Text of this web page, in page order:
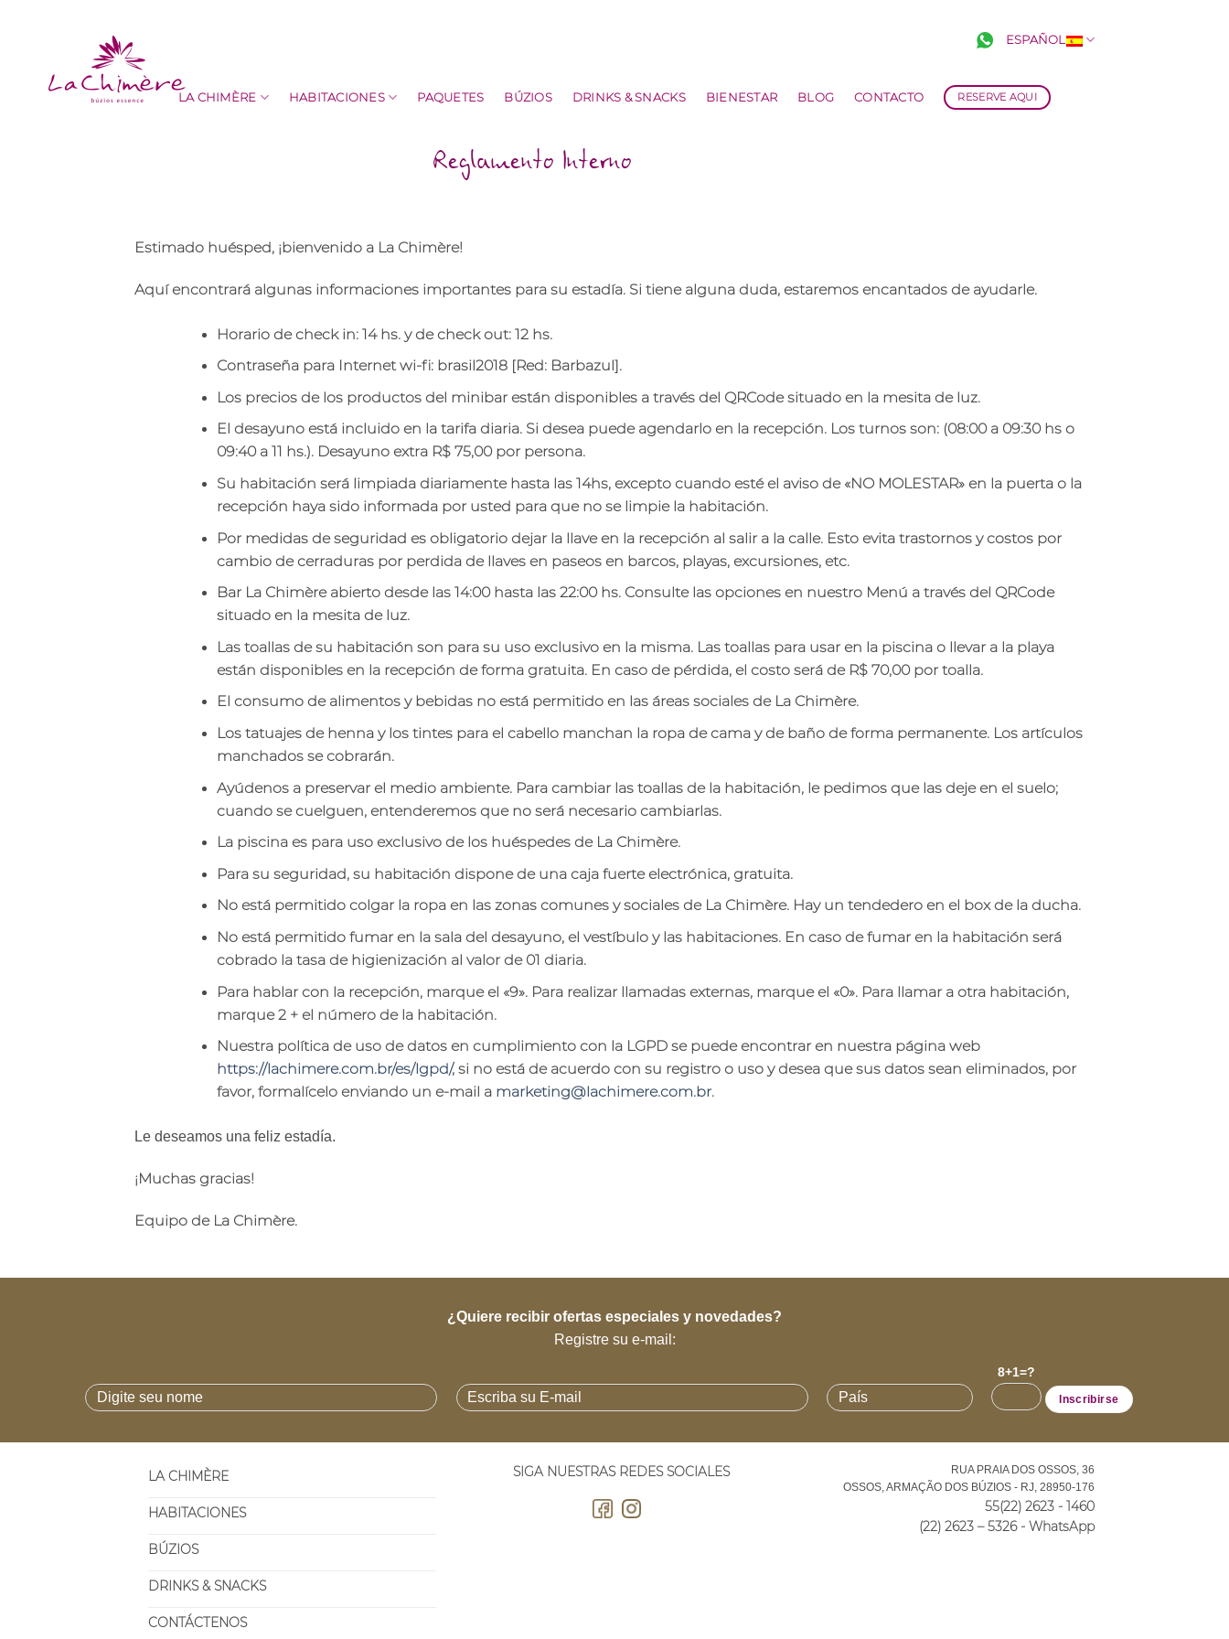
ESPAÑOL
LA CHIMÈRE HABITACIONES PAQUETES BÚZIOS DRINKS & SNACKS BIENESTAR BLOG CONTACTO RESERVE AQUI
Reglamento Interno
Estimado huésped, ¡bienvenido a La Chimère!
Aquí encontrará algunas informaciones importantes para su estadía. Si tiene alguna duda, estaremos encantados de ayudarle.
Horario de check in: 14 hs. y de check out: 12 hs.
Contraseña para Internet wi-fi: brasil2018 [Red: Barbazul].
Los precios de los productos del minibar están disponibles a través del QRCode situado en la mesita de luz.
El desayuno está incluido en la tarifa diaria. Si desea puede agendarlo en la recepción. Los turnos son: (08:00 a 09:30 hs o
09:40 a 11 hs.). Desayuno extra R$ 75,00 por persona.
Su habitación será limpiada diariamente hasta las 14hs, excepto cuando esté el aviso de «NO MOLESTAR» en la puerta o la
recepción haya sido informada por usted para que no se limpie la habitación.
Por medidas de seguridad es obligatorio dejar la llave en la recepción al salir a la calle. Esto evita trastornos y costos por
cambio de cerraduras por perdida de llaves en paseos en barcos, playas, excursiones, etc.
Bar La Chimère abierto desde las 14:00 hasta las 22:00 hs. Consulte las opciones en nuestro Menú a través del QRCode
situado en la mesita de luz.
Las toallas de su habitación son para su uso exclusivo en la misma. Las toallas para usar en la piscina o llevar a la playa
están disponibles en la recepción de forma gratuita. En caso de pérdida, el costo será de R$ 70,00 por toalla.
El consumo de alimentos y bebidas no está permitido en las áreas sociales de La Chimère.
Los tatuajes de henna y los tintes para el cabello manchan la ropa de cama y de baño de forma permanente. Los artículos
manchados se cobrarán.
Ayúdenos a preservar el medio ambiente. Para cambiar las toallas de la habitación, le pedimos que las deje en el suelo;
cuando se cuelguen, entenderemos que no será necesario cambiarlas.
La piscina es para uso exclusivo de los huéspedes de La Chimère.
Para su seguridad, su habitación dispone de una caja fuerte electrónica, gratuita.
No está permitido colgar la ropa en las zonas comunes y sociales de La Chimère. Hay un tendedero en el box de la ducha.
No está permitido fumar en la sala del desayuno, el vestíbulo y las habitaciones. En caso de fumar en la habitación será
cobrado la tasa de higienización al valor de 01 diaria.
Para hablar con la recepción, marque el «9». Para realizar llamadas externas, marque el «0». Para llamar a otra habitación,
marque 2 + el número de la habitación.
Nuestra política de uso de datos en cumplimiento con la LGPD se puede encontrar en nuestra página web
https://lachimere.com.br/es/lgpd/, si no está de acuerdo con su registro o uso y desea que sus datos sean eliminados, por
favor, formalícelo enviando un e-mail a marketing@lachimere.com.br.
Le deseamos una feliz estadía.
¡Muchas gracias!
Equipo de La Chimère.
¿Quiere recibir ofertas especiales y novedades?
Registre su e-mail:
8+1=?
LA CHIMÈRE
HABITACIONES
BÚZIOS
DRINKS & SNACKS
CONTÁCTENOS
SIGA NUESTRAS REDES SOCIALES
RUA PRAIA DOS OSSOS, 36
OSSOS, ARMAÇÃO DOS BÚZIOS - RJ, 28950-176
55(22) 2623 - 1460
(22) 2623 – 5326 - WhatsApp